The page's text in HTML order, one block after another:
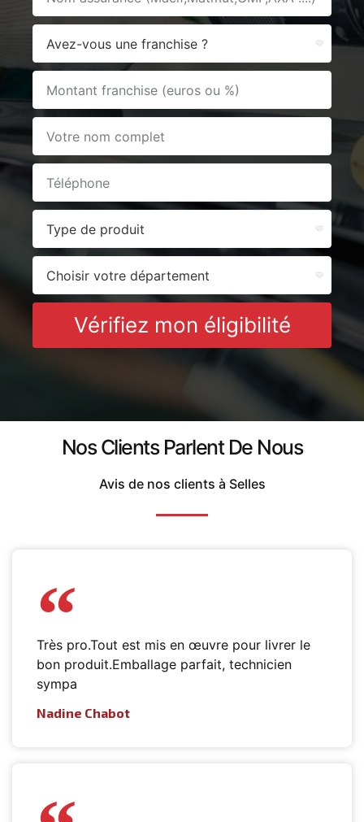
Vérifiez mon éligibilité
Nos Clients Parlent De Nous
Avis de nos clients à Selles
Très pro.Tout est mis en œuvre pour livrer le
bon produit.Emballage parfait, technicien
sympa
Nadine Chabot